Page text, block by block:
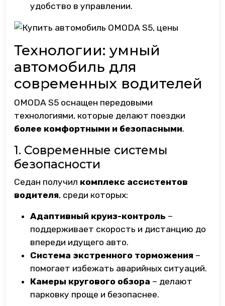
удобство в управлении.
Технологии: умный
автомобиль для
современных водителей
OMODA S5 оснащен передовыми
технологиями, которые делают поездки
более комфортными и безопасными.
1. Современные системы
безопасности
Седан получил комплекс ассистентов
водителя, среди которых:
Адаптивный круиз-контроль –
поддерживает скорость и дистанцию до
впереди идущего авто.
Система экстренного торможения –
помогает избежать аварийных ситуаций.
Камеры кругового обзора – делают
парковку проще и безопаснее.